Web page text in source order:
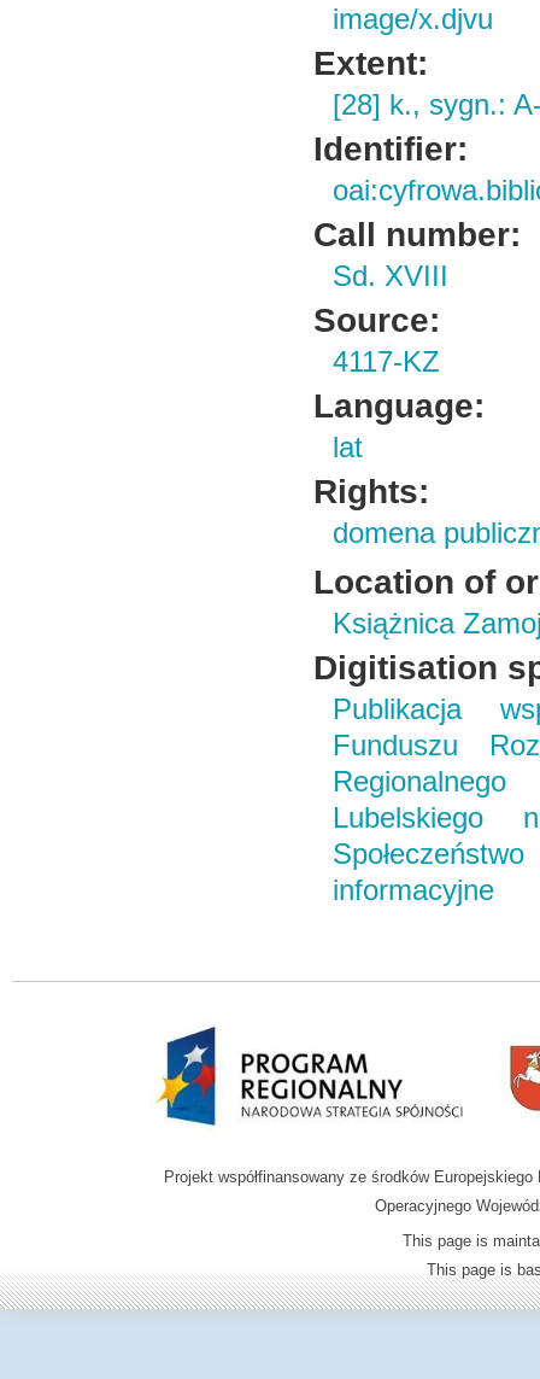
image/x.djvu
Extent:
[28] k., sygn.:
Identifier:
Call number:
Sd. XVIII
Source:
4117-KZ
Language:
lat
Rights:
domena
Location of
Książnica
Digitisation
Publikacja
Funduszu
Lubelskiego
informacyjne
Projekt współfinansowany ze środków
Operacyjnego
This page is
This page is